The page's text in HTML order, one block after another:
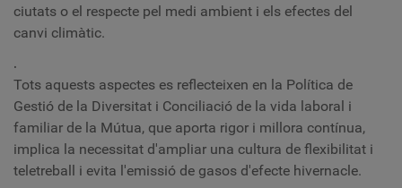
ciutats o el respecte pel medi ambient i els efectes del
canvi climàtic.
.
Tots aquests aspectes es reflecteixen en la Política de
Gestió de la Diversitat i Conciliació de la vida laboral i
familiar de la Mútua, que aporta rigor i millora contínua,
implica la necessitat d'ampliar una cultura de flexibilitat i
teletreball i evita l'emissió de gasos d'efecte hivernacle.